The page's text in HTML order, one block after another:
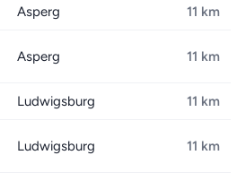
Asperg 11 km
Asperg 11 km
Ludwigsburg 11 km
Ludwigsburg 11 km